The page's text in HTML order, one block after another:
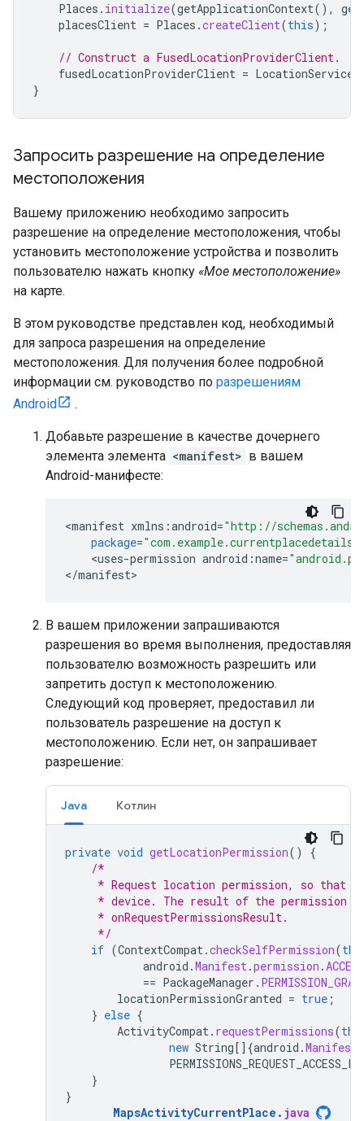
Places . initialize(getApplicationContext(),
placesClient = Places .createClient(this);
// Construct a FusedLocationProviderClient.
fusedLocationProviderClient = LocationServices
}
Запросить разрешение на определение
местоположения
Вашему приложению необходимо запросить
разрешение на определение местоположения, чтобы
установить местоположение устройства и позволить
пользователю нажать кнопку «Мое местоположение»
на карте.
В этом руководстве представлен код, необходимый
для запроса разрешения на определение
местоположения. Для получения более подробной
информации см. руководство по разрешениям
Android
.
Добавьте разрешение в качестве дочернего
элемента элемента <manifest> в вашем
Android-манифесте:
<manifest xmlns :android="http://
package=
<uses-permission android :name=
</manifest>
В вашем приложении запрашиваются
разрешения во время выполнения, предоставляя
пользователю возможность разрешить или
запретить доступ к местоположению.
Следующий код проверяет, предоставил ли
пользователь разрешение на доступ к
местоположению. Если нет, он запрашивает
разрешение:
Java Котлин
private void getLocationPermission()
{
/*
* Request location permission, so that
* device. The result of the permission
     * onRequestPermissionsResult.
     */
if (ContextCompat .checkSelfPermission(
android .Manifest .permission .
== PackageManager .
locationPermissionGranted = true ;
} else {
ActivityCompat . requestPermissions(
new String[] {android .Manifest
}
}
MapsActivityCurrentPlace . java